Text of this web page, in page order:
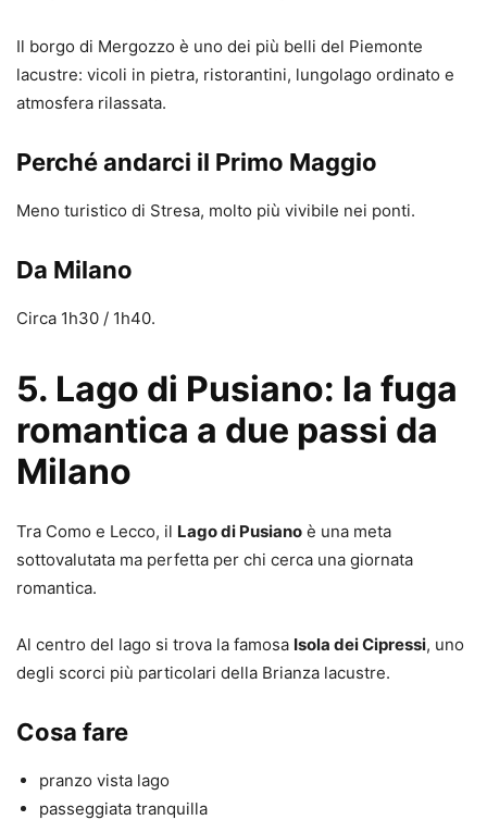
Il borgo di Mergozzo è uno dei più belli del Piemonte
lacustre: vicoli in pietra, ristorantini, lungolago ordinato e
atmosfera rilassata.
Perché andarci il Primo Maggio
Meno turistico di Stresa, molto più vivibile nei ponti.
Da Milano
Circa 1h30 / 1h40.
5. Lago di Pusiano: la fuga
romantica a due passi da
Milano
Tra Como e Lecco, il Lago di Pusiano è una meta
sottovalutata ma perfetta per chi cerca una giornata
romantica.
Al centro del lago si trova la famosa Isola dei Cipressi, uno
degli scorci più particolari della Brianza lacustre.
Cosa fare
pranzo vista lago
passeggiata tranquilla